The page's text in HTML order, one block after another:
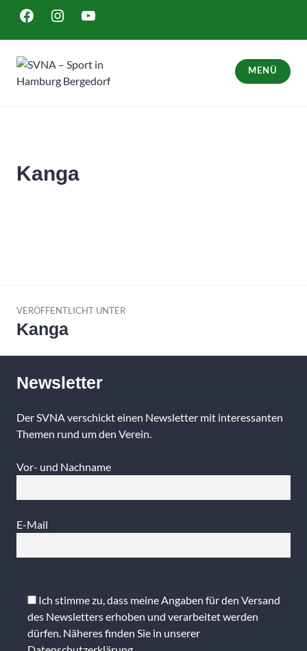
Inhalt
springen
FACEBOOKINSTAGRAM
YOUTUBE
MENÜ
Kanga
VERÖFFENTLICHT UNTER
Kanga
Newsletter
Der SVNA verschickt einen Newsletter mit interessanten
Themen rund um den Verein.
Vor- und Nachname
E-Mail
lasse
dieses
Feld
Ich stimme zu, dass meine Angaben für den Versand
des Newsletters erhoben und verarbeitet werden
dürfen. Näheres finden Sie in unserer